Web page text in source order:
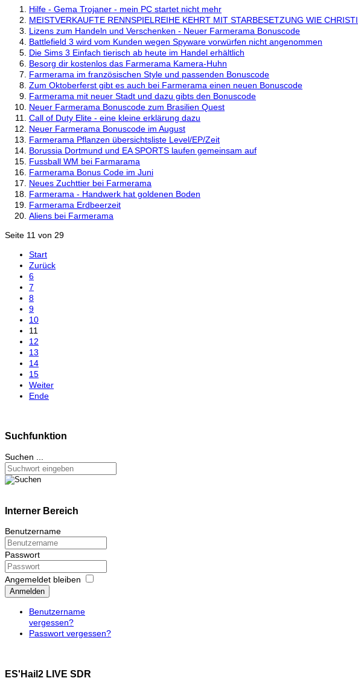
Hilfe - Gema Trojaner - mein PC startet nicht mehr
MEISTVERKAUFTE RENNSPIELREIHE KEHRT MIT STARBESETZUNG WIE
Lizens zum Handeln und Verschenken - Neuer Farmerama Bonuscode
Battlefield 3 wird vom Kunden wegen Spyware vorwürfen nicht angenommen
Die Sims 3 Einfach tierisch ab heute im Handel erhältlich
Besorg dir kostenlos das Farmerama Kamera-Huhn
Farmerama im französischen Style und passenden Bonuscode
Zum Oktoberferst gibt es auch bei Farmerama einen neuen Bonuscode
Farmerama mit neuer Stadt und dazu gibts den Bonuscode
Neuer Farmerama Bonuscode zum Brasilien Quest
Call of Duty Elite - eine kleine erklärung dazu
Neuer Farmerama Bonuscode im August
Farmerama Pflanzen übersichtsliste Level/EP/Zeit
Borussia Dortmund und EA SPORTS laufen gemeinsam auf
Fussball WM bei Farmarama
Farmerama Bonus Code im Juni
Neues Zuchttier bei Farmerama
Farmerama - Handwerk hat goldenen Boden
Farmerama Erdbeerzeit
Aliens bei Farmerama
Seite 11 von 29
Start
Zurück
6
7
8
9
10
11
12
13
14
15
Weiter
Ende
Suchfunktion
Suchen ...
Interner Bereich
Benutzername
Passwort
Angemeldet bleiben
Anmelden
Benutzername
vergessen?
Passwort vergessen?
ES'Hail2 LIVE SDR